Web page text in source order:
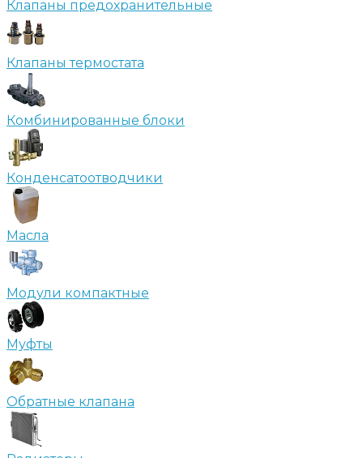
Клапаны предохранительные
Клапаны термостата
Комбинированные блоки
Конденсатоотводчики
Масла
Модули компактные
Муфты
Обратные клапана